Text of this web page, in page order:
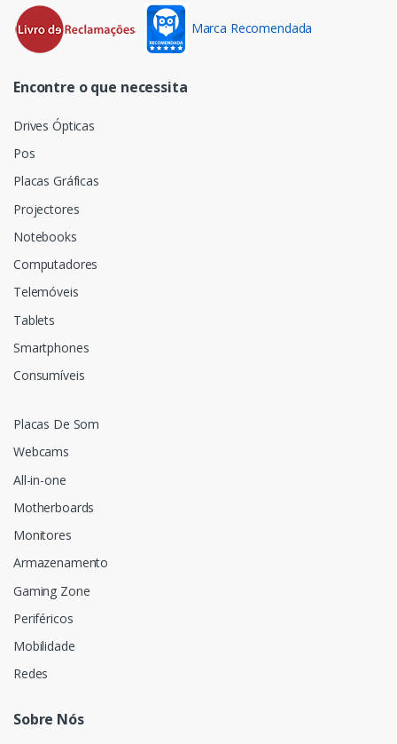
Marca Recomendada
Encontre o que necessita
Drives Ópticas
Pos
Placas Gráficas
Projectores
Notebooks
Computadores
Telemóveis
Tablets
Smartphones
Consumíveis
Placas De Som
Webcams
All-in-one
Motherboards
Monitores
Armazenamento
Gaming Zone
Periféricos
Mobilidade
Redes
Sobre Nós